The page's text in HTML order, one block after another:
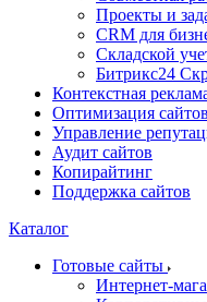
Проекты и
СRМ для
Складской
Битрикс24
Контекстная
Оптимизация сайтов
Управление
Аудит сайтов
Копирайтинг
Поддержка сайтов
Каталог
Готовые сайты
Интернет-